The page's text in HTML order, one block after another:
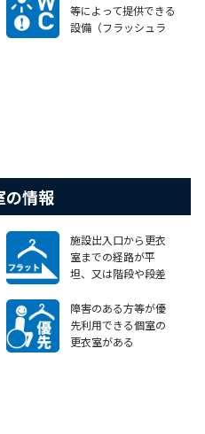
等によって提供できる
設備（フラッシュラ
の情報
施設出入口から更衣
室までの経路が平
坦、又は階段や段差
いすで移動可能なエ
レベーターやスロープ
等がある
障害のある方等が優
先利用できる個室の
更衣室がある